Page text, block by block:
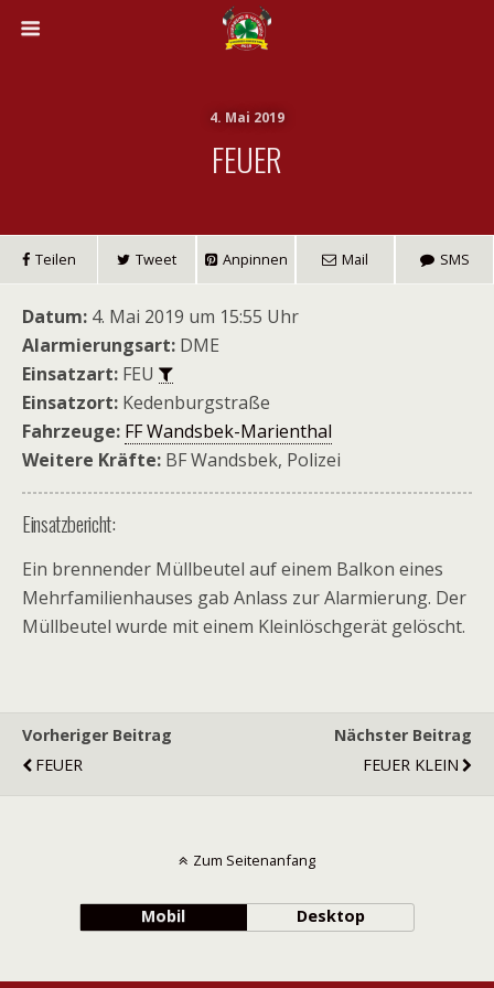
4. Mai 2019
FEUER
Teilen Tweet Anpinnen Mail SMS
Datum: 4. Mai 2019 um 15:55 Uhr
Alarmierungsart: DME
Einsatzart: FEU
Einsatzort: Kedenburgstraße
Fahrzeuge: FF Wandsbek-Marienthal
Weitere Kräfte: BF Wandsbek, Polizei
Einsatzbericht:
Ein brennender Müllbeutel auf einem Balkon eines
Mehrfamilienhauses gab Anlass zur Alarmierung. Der
Müllbeutel wurde mit einem Kleinlöschgerät gelöscht.
Vorheriger Beitrag
FEUER
Nächster Beitrag
FEUER KLEIN
Zum Seitenanfang
Mobil Desktop